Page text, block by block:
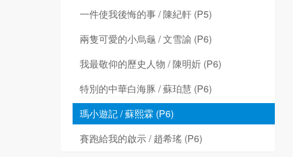
一件使我後悔的事 / 陳紀軒 (P5)
兩隻可愛的小烏龜 / 文雪諭 (P6)
我最敬仰的歷史人物 / 陳明妡 (P6)
特別的中華白海豚 / 蘇珀慧 (P6)
瑪小遊記 / 蘇熙霖 (P6)
賽跑給我的啟示 / 趙希瑤 (P6)